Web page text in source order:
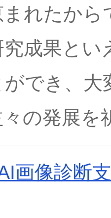
れたか
成果とい
ができ、
々の発展
像診断